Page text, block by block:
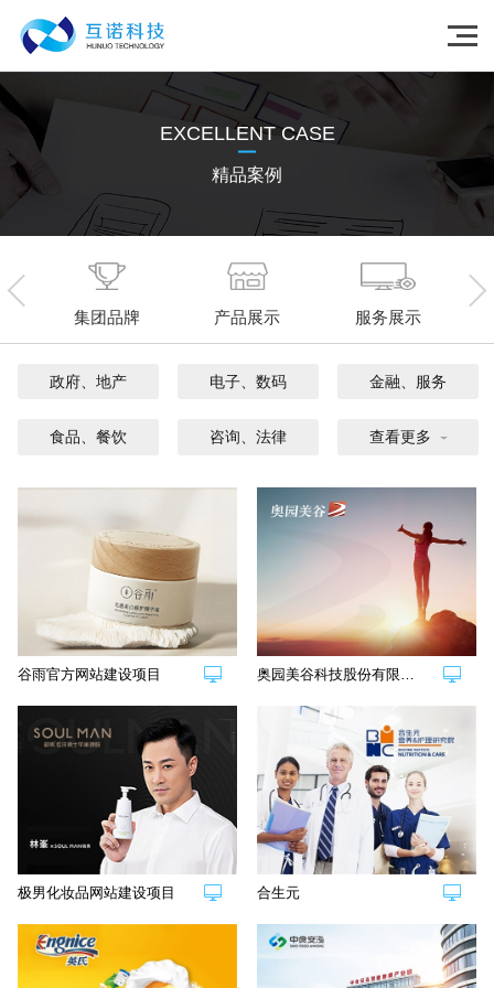
EXCELLENT CASE
精品案例
集团品牌 产品展示 服务展示
政府、地产 电子、数码 金融、服务
食品、餐饮 咨询、法律 查看更多
谷雨官方网站建设项目 奥园美谷科技股份有限公司网站建设项目
极男化妆品网站建设项目 合生元